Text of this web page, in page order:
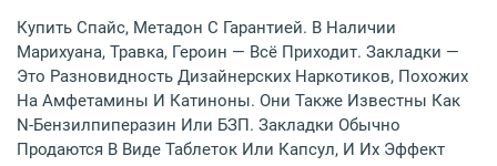
Купить Спайс, Метадон С Гарантией. В Наличии
Марихуана, Травка, Героин — Всё Приходит. Закладки —
Это Разновидность Дизайнерских Наркотиков, Похожих
На Амфетамины И Катиноны. Они Также Известны Как
N-Бензилпиперазин Или БЗП. Закладки Обычно
Продаются В Виде Таблеток Или Капсул, И Их Эффект